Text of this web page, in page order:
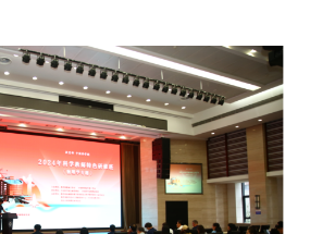
修
班”
啟
動
_
中
國
網〉
中